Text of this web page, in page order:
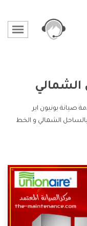
الشمالي
صيانة يونيون اير
الشمالي و الخط